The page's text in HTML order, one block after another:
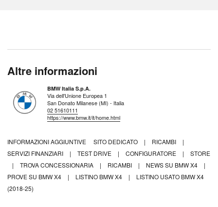
Altre informazioni
BMW Italia S.p.A.
Via dell'Unione Europea 1
San Donato Milanese (MI) - Italia
02 51610111
https://www.bmw.it/it/home.html
INFORMAZIONI AGGIUNTIVE SITO DEDICATO | RICAMBI
|
SERVIZI FINANZIARI
| TEST DRIVE | CONFIGURATORE |
STORE
|
TROVA CONCESSIONARIA | RICAMBI | NEWS SU BMW X4
|
PROVE SU BMW X4
| LISTINO BMW X4 |
LISTINO USATO BMW X4
(2018-25)